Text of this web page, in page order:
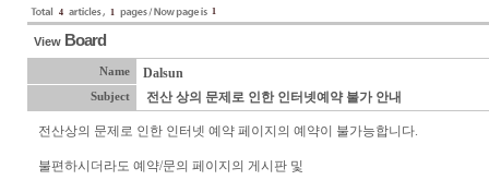
4 1 1
View Board
Name Dalsun
Subject 전산 상의 문제로 인한 인터넷예약 불가 안내
전산상의 문제로 인한 인터넷 예약 페이지의 예약이 불가능합니다.
불편하시더라도 예약/문의 페이지의 게시판 및